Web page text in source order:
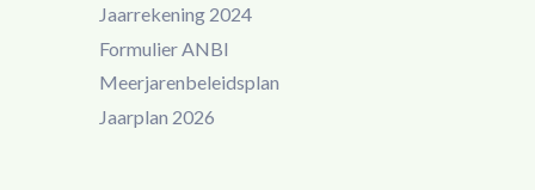
Jaarrekening 2024
Formulier ANBI
Meerjarenbeleidsplan
Jaarplan 2026